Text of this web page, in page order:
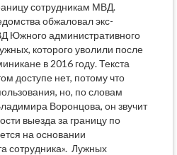
сотрудникам МВД.
обжаловал экс-
Южного административного
которого уволили после
в 2016 году. Текста
доступе нет, потому что
но, по словам
Воронцова, он звучит
выезда за границу по
на основании
сотрудника». Лужных